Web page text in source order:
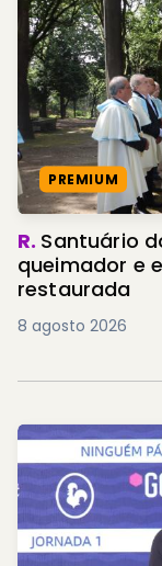
PREMIUM
R. Santuário
queimador e
restaurada
8 agosto 2026